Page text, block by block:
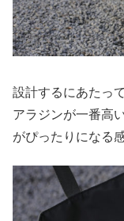
設計するにあたっ
アラジンが一番高
がぴったりになる感